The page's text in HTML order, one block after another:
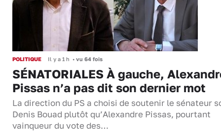
POLITIQUE Il y a 1 h • vu 64 fois
SÉNATORIALES À gauche,
Pissas n’a pas dit son dernier mot
La direction du PS a choisi de soutenir le sénateur
Denis Bouad plutôt qu’Alexandre Pissas, pourtant
vainqueur du vote des…